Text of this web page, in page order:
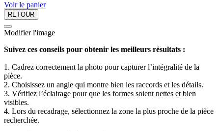
Voir le panier
RETOUR
Modifier l'image
Suivez ces conseils pour obtenir les meilleurs résultats :
1. Cadrez correctement la photo pour capturer l’intégralité de la
pièce.
2. Choisissez un angle qui montre bien les raccords et les détails.
3. Vérifiez l’éclairage pour que les formes soient nettes et bien
visibles.
4. Lors du recadrage, sélectionnez la zone la plus proche de la pièce
recherchée.